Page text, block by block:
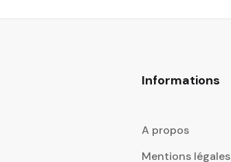
Informations
A propos
Mentions légales